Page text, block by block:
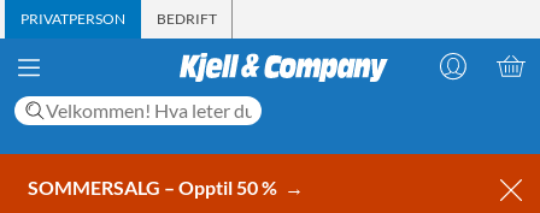
PRIVATPERSON BEDRIFT
SOMMERSALG – Opptil 50 % →